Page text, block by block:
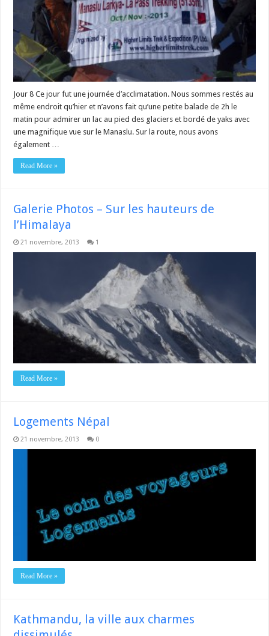
Jour 8 Ce jour fut une journée d’acclimatation. Nous sommes restés au
même endroit qu’hier et n’avons fait qu’une petite balade de 2h le
matin pour admirer un lac au pied des glaciers et bordé de yaks avec
une magnifique vue sur le Manaslu. Sur la route, nous avons
également …
Read More »
Galerie Photos – Sur les hauteurs de
l’Himalaya
21 novembre, 2013 1
Read More »
Logements Népal
21 novembre, 2013 0
Read More »
Kathmandu, la ville aux charmes